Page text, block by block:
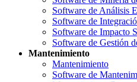
Software de Análisis
Software de
Software de Impacto
Software de Gestión
Mantenimiento
Mantenimiento
Software de